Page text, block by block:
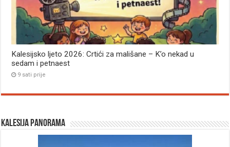
Kalesijsko ljeto 2026: Crtići za mališane – K’o nekad u
sedam i petnaest
9 sati prije
Kalesija panorama